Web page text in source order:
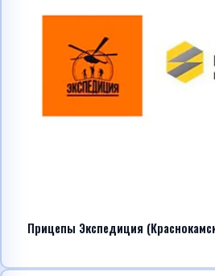
Прицепы Экспедиция